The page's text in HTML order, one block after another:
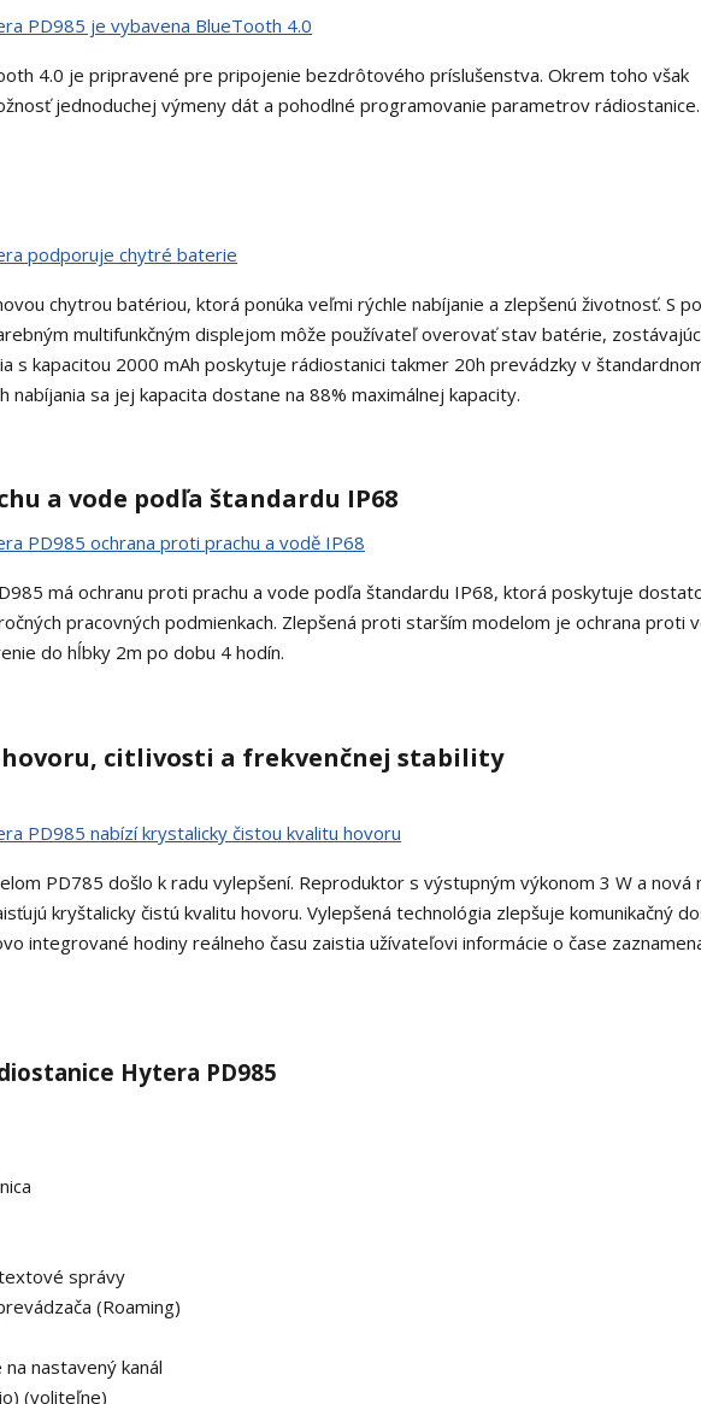
4.0 je pripravené pre pripojenie bezdrôtového príslušenstva. Okrem toho však
jednoduchej výmeny dát a pohodlné programovanie parametrov rádiostanice.
chytrou batériou, ktorá ponúka veľmi rýchle nabíjanie a zlepšenú životnosť. S
multifunkčným displejom môže používateľ overovať stav batérie,
s kapacitou 2000 mAh poskytuje rádiostanici takmer 20h prevádzky v
nabíjania sa jej kapacita dostane na 88% maximálnej kapacity.
a vode podľa štandardu IP68
má ochranu proti prachu a vode podľa štandardu IP68, ktorá poskytuje
pracovných podmienkach. Zlepšená proti starším modelom je ochrana proti
do hĺbky 2m po dobu 4 hodín.
citlivosti a frekvenčnej stability
PD785 došlo k radu vylepšení. Reproduktor s výstupným výkonom 3 W a nová
kryštalicky čistú kvalitu hovoru. Vylepšená technológia zlepšuje komunikačný
integrované hodiny reálneho času zaistia užívateľovi informácie o čase
Hytera PD985
správy
(Roaming)
nastavený kanál
(voliteľne)